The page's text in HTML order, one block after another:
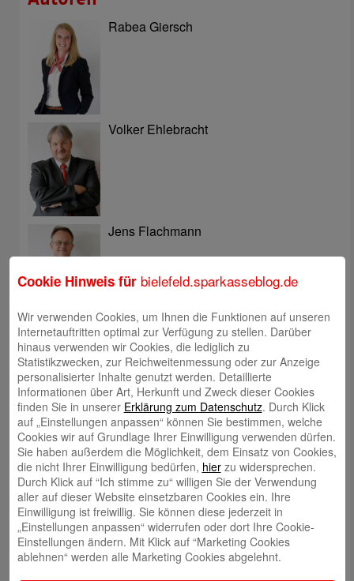
Rabea Giersch
Volker Ehlebracht
Jens Flachmann
Christoph Kaleschke
Stephan Merkel
Rahel Neufeld
Cookie Hinweis für bielefeld.sparkasseblog.de
Wir verwenden Cookies, um Ihnen die Funktionen auf unseren
Internetauftritten optimal zur Verfügung zu stellen. Darüber
hinaus verwenden wir Cookies, die lediglich zu
Statistikzwecken, zur Reichweitenmessung oder zur Anzeige
personalisierter Inhalte genutzt werden. Detaillierte
Informationen über Art, Herkunft und Zweck dieser Cookies
finden Sie in unserer Erklärung zum Datenschutz. Durch Klick
auf „Einstellungen anpassen“ können Sie bestimmen, welche
Cookies wir auf Grundlage Ihrer Einwilligung verwenden dürfen.
Sie haben außerdem die Möglichkeit, dem Einsatz von Cookies,
die nicht Ihrer Einwilligung bedürfen, hierzu widersprechen.
Durch Klick auf “Ich stimme zu“ willigen Sie der Verwendung
aller auf dieser Website einsetzbaren Cookies ein. Ihre
Einwilligung ist freiwillig. Sie können diese jederzeit in
„Einstellungen anpassen“ widerrufen oder dort Ihre Cookie-
Einstellungen ändern. Mit Klick auf “Marketing Cookies
ablehnen“ werden alle Marketing Cookies abgelehnt.